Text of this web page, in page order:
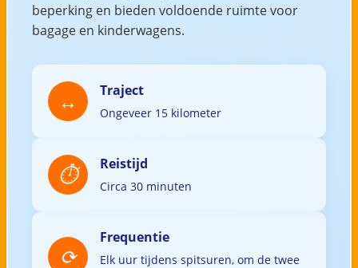
beperking en bieden voldoende ruimte voor
bagage en kinderwagens.
Traject
Ongeveer 15 kilometer
Reistijd
Circa 30 minuten
Frequentie
Elk uur tijdens spitsuren, om de twee